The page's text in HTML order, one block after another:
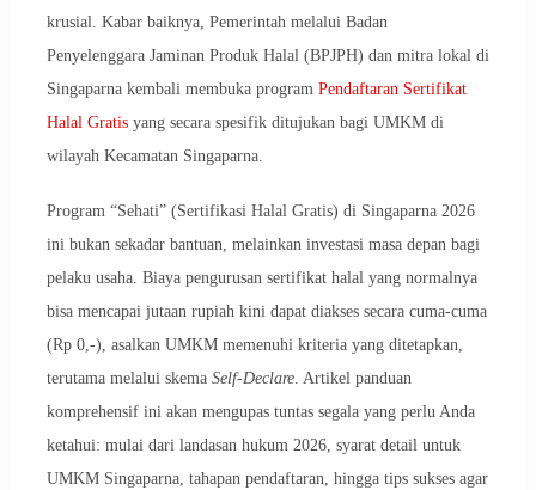
krusial. Kabar baiknya, Pemerintah melalui Badan
Penyelenggara Jaminan Produk Halal (BPJPH) dan mitra lokal di
Singaparna kembali membuka program Pendaftaran Sertifikat
Halal Gratisyang secara spesifik ditujukan bagi UMKM di
wilayah Kecamatan Singaparna.
Program “Sehati” (Sertifikasi Halal Gratis) di Singaparna 2026
ini bukan sekadar bantuan, melainkan investasi masa depan bagi
pelaku usaha. Biaya pengurusan sertifikat halal yang normalnya
bisa mencapai jutaan rupiah kini dapat diakses secara cuma-cuma
(Rp 0,-), asalkan UMKM memenuhi kriteria yang ditetapkan,
terutama melalui skema Self-Declare. Artikel panduan
komprehensif ini akan mengupas tuntas segala yang perlu Anda
ketahui: mulai dari landasan hukum 2026, syarat detail untuk
UMKM Singaparna, tahapan pendaftaran, hingga tips sukses agar